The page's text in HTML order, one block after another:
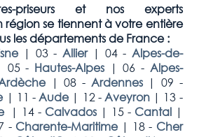
priseurs et nos experts
région se tiennent à votre entière
les départements de France :
| 03 - Allier| 04 - Alpes-de-
05 - Hautes-Alpes |06 - Alpes-
|08 - Ardennes | 09 -
| 11 -Aude | 12 -Aveyron | 13 -
| 14 - Calvados | 15 - Cantal |
- Charente-Maritime | 18 - Cher